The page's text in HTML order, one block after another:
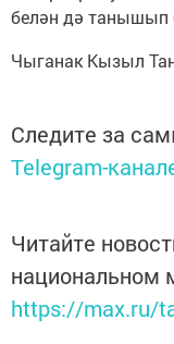
белән дә танышып
Чыганак Кызыл
Следите за
Telegram-
Читайте
национальном
https://max.ru/